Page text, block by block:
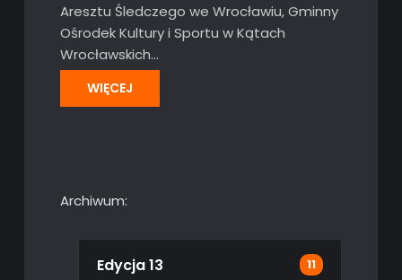
Aresztu Śledczego we Wrocławiu, Gminny
Ośrodek Kultury i Sportu w Kątach
Wrocławskich…
WIĘCEJ
Archiwum:
Edycja 13 11